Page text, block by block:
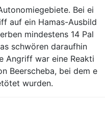
Bei ei
auf ein Hamas-Ausbild
mindestens 14 Pal
schwören daraufhin
Angriff war eine Reakti
Beerscheba, bei dem e
wurden.